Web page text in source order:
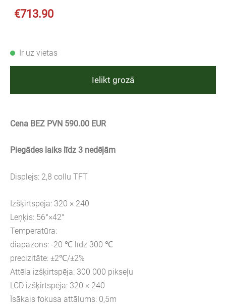
€713.90
Ir uz vietas
Ielikt grozā
Cena BEZ PVN 590.00 EUR
Piegādes laiks līdz 3 nedēļām
Displejs: 2,8 collu TFT
Izšķirtspēja: 320 × 240
Leņķis: 56°×42°
Temperatūra:
diapazons: -20 ℃ līdz 300 ℃
precizitāte: ±2℃/±2%
Attēla izšķirtspēja: 300 000 pikseļu
LCD izšķirtspēja: 320 × 240
Īsākais fokusa attālums: 0,5m